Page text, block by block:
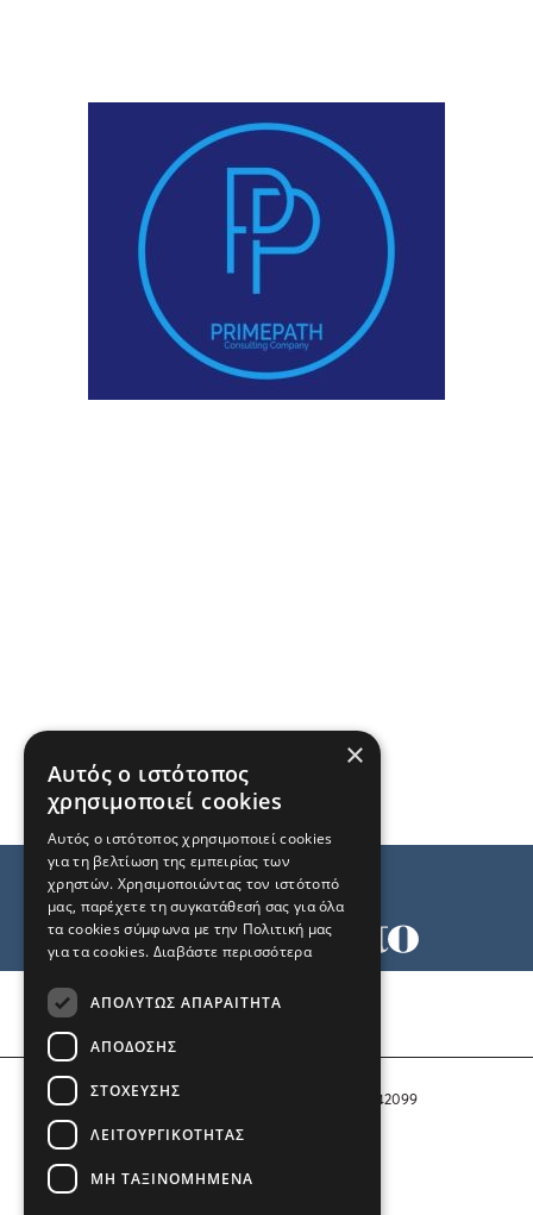
Αριθμός Πιστοποίησης Μ.Η.Τ. 242099
COPYRIGHT © 2026 Το Μανιφέστο
×
Αυτός ο ιστότοπος
χρησιμοποιεί cookies
Αυτός ο ιστότοπος χρησιμοποιεί cookies
για τη βελτίωση της εμπειρίας των
χρηστών. Χρησιμοποιώντας τον ιστότοπό
μας, παρέχετε τη συγκατάθεσή σας για όλα
τα cookies σύμφωνα με την Πολιτική μας
για τα cookies. Διαβάστε περισσότερα
ΑΠΟΛΎΤΩΣ ΑΠΑΡΑΊΤΗΤΑ
ΑΠΌΔΟΣΗΣ
ΣΤΌΧΕΥΣΗΣ
ΛΕΙΤΟΥΡΓΙΚΌΤΗΤΑΣ
ΜΗ ΤΑΞΙΝΟΜΗΜΈΝΑ